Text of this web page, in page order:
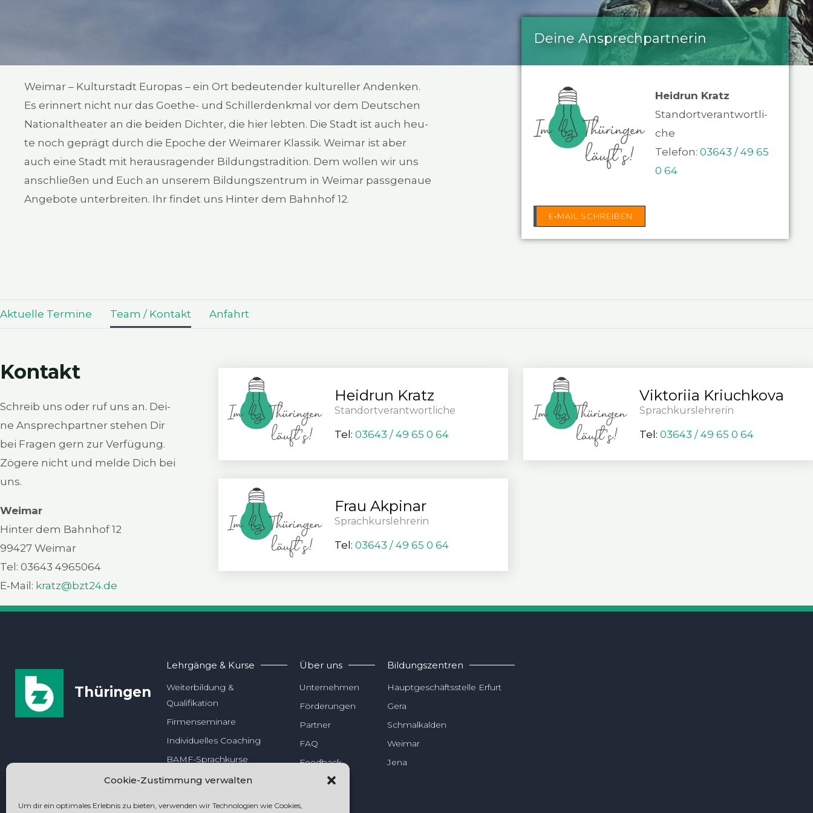
Cookie-Zustimmung verwalten
Um dir ein optimales Erlebnis zu bieten, verwenden wir Technologien wie Cookies,
Wei­mar – Kul­tur­stadt Euro­pas – ein Ort bedeu­ten­der kul­tu­rel­ler Andenken.
Es erin­nert nicht nur das Goe­the- und Schil­ler­denk­mal vor dem Deut­schen
Natio­nal­thea­ter an die bei­den Dich­ter, die hier leb­ten. Die Stadt ist auch heu­
te noch geprägt durch die Epo­che der Wei­ma­rer Klas­sik. Wei­mar ist aber
auch eine Stadt mit her­aus­ra­gen­der Bil­dungs­tra­di­ti­on. Dem wol­len wir uns
anschlie­ßen und Euch an unse­rem Bil­dungs­zen­trum in Wei­mar pass­ge­naue
Ange­bo­te unter­brei­ten. Ihr fin­det uns Hin­ter dem Bahn­hof 12.
Dei­ne Ansprech­part­ne­rin
Heid­run Kratz
Stand­ort­ver­ant­wort­li­
che
Tele­fon: 03643 / 49 65
0 64
E‑MAIL SCHREI­BEN
Aktu­el­le Ter­mi­ne Team / Kon­takt Anfahrt
Kon­takt
Schreib uns oder ruf uns an. Dei­
ne Ansprech­part­ner ste­hen Dir
bei Fra­gen gern zur Ver­fü­gung.
Zöge­re nicht und mel­de Dich bei
uns.
Wei­mar
Hin­ter dem Bahn­hof 12
99427 Wei­mar
Tel: 03643 4965064
E‑Mail: kratz@bzt24.de
Heid­run Kratz
Stand­ort­ver­ant­wort­li­che
Tel:03643 / 49 65 0 64
Vik­to­ri­ia Kriuch­ko­va
Sprach­kurs­leh­re­rin
Tel:03643 / 49 65 0 64
Frau Akpi­nar
Sprach­kurs­leh­re­rin
Tel:03643 / 49 65 0 64
Thüringen
Lehrgänge & Kurse
Weiterbildung &
Qualifikation
Firmenseminare
Individuelles Coaching
BAMF-Sprachkurse
Ergänzungslehrgänge
Über uns
Unternehmen
Förderungen
Partner
FAQ
Feedback
Dein Weg
Bildungszentren
Hauptgeschäftsstelle Erfurt
Gera
Schmalkalden
Weimar
Jena